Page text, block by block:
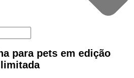
para pets em edição
limitada